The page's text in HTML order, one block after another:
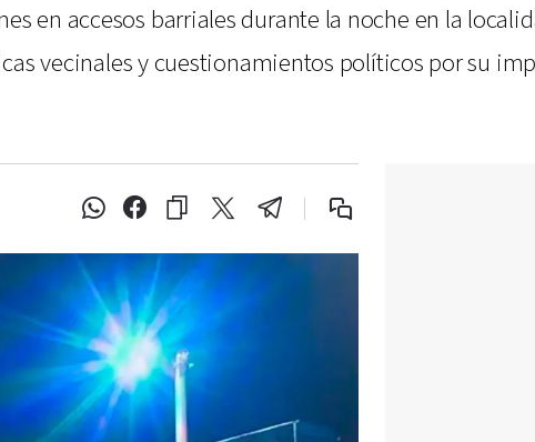
en accesos barriales durante la noche en la
vecinales y cuestionamientos políticos por su